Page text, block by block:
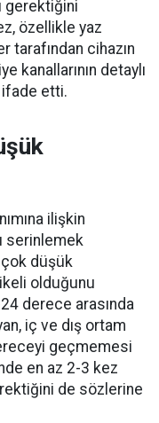
gerektiğini
özellikle yaz
cihazın
kanallarının detaylı
etti.
ilişkin
serinlemek
çok düşük
olduğunu
derece arasında
iç ve dış ortam
geçmemesi
en az 2-3 kez
de sözlerine